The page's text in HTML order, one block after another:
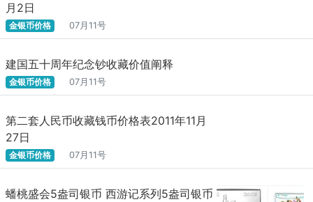
月2日
金银币价格 07月11号
建国五十周年纪念钞收藏价值阐释
金银币价格 07月11号
第二套人民币收藏钱币价格表2011年11月
27日
金银币价格 07月11号
蟠桃盛会5盎司银币 西游记系列5盎司银币